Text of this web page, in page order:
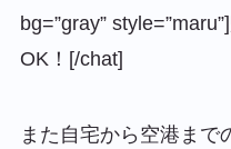
bg=”gray”
OK！[/chat]
また自宅から空港まで